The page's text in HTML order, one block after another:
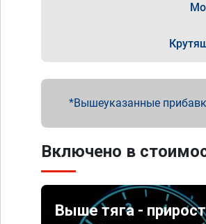
Вышеуказанные
Включено в
Выше тяга - прирост